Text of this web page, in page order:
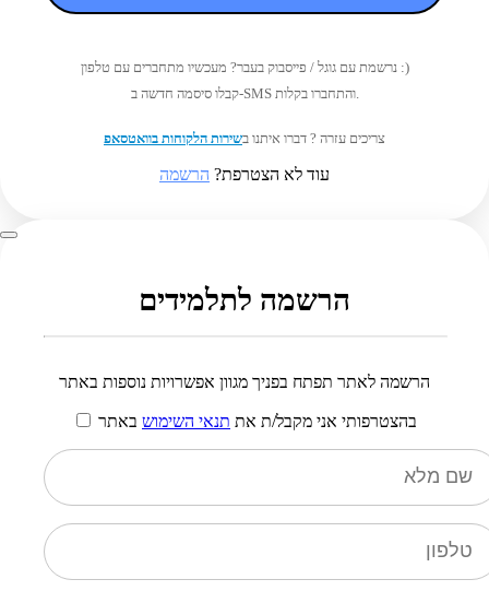
נרשמת עם גוגל / פייסבוק בעבר? מעכשיו מתחברים עם טלפון :)
קבלו סיסמה חדשה ב-SMS והתחברו בקלות.
צריכים עזרה ? דברו איתנו בשירות הלקוחות בוואטסאפ
עוד לא הצטרפת? הרשמה
הרשמה לתלמידים
הרשמה לאתר תפתח בפניך מגוון אפשרויות נוספות באתר
בהצטרפותי אני מקבל/ת את תנאי השימוש באתר